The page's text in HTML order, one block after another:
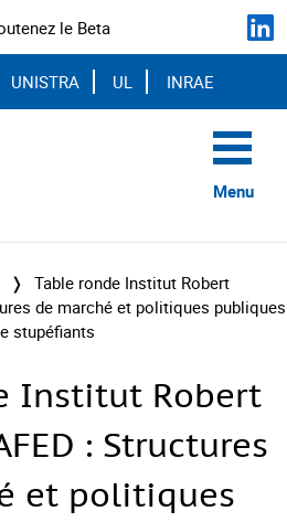
le Beta
UNISTRA UL INRAE
Menu
❭ Table ronde Institut Robert
de marché et politiques publiques
stupéfiants
Institut Robert
: Structures
et politiques